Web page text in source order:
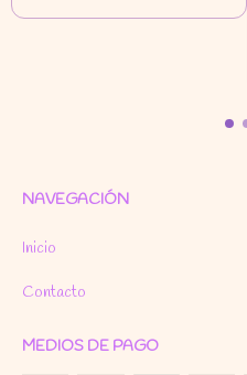
NAVEGACIÓN
Inicio
Contacto
MEDIOS DE PAGO